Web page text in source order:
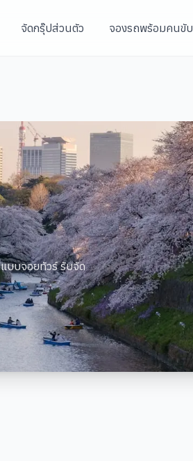
จัดกรุ๊ปส่วนตัว จองรถพร้อมคนขับ
แบบจอยทัวร์ รับจัด